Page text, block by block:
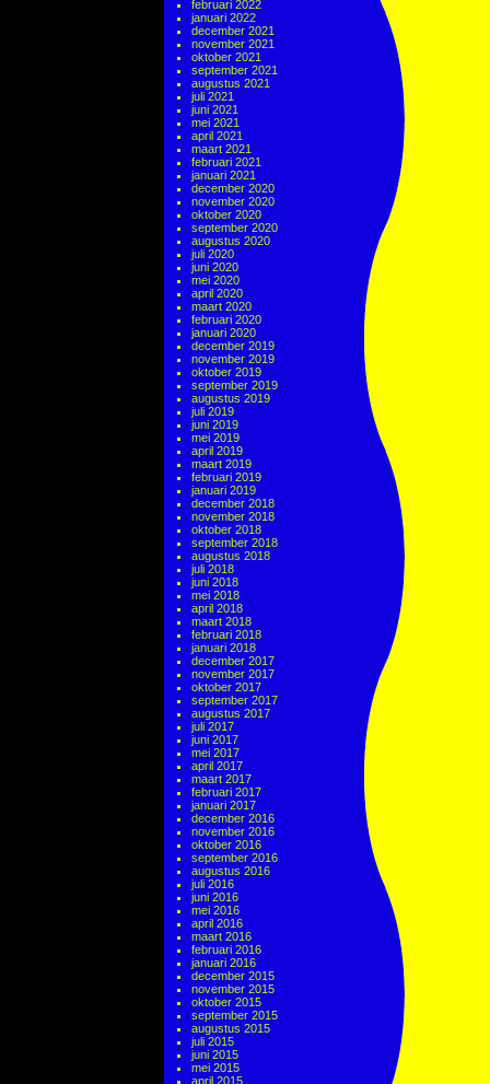
februari 2022
januari 2022
december 2021
november 2021
oktober 2021
september 2021
augustus 2021
juli 2021
juni 2021
mei 2021
april 2021
maart 2021
februari 2021
januari 2021
december 2020
november 2020
oktober 2020
september 2020
augustus 2020
juli 2020
juni 2020
mei 2020
april 2020
maart 2020
februari 2020
januari 2020
december 2019
november 2019
oktober 2019
september 2019
augustus 2019
juli 2019
juni 2019
mei 2019
april 2019
maart 2019
februari 2019
januari 2019
december 2018
november 2018
oktober 2018
september 2018
augustus 2018
juli 2018
juni 2018
mei 2018
april 2018
maart 2018
februari 2018
januari 2018
december 2017
november 2017
oktober 2017
september 2017
augustus 2017
juli 2017
juni 2017
mei 2017
april 2017
maart 2017
februari 2017
januari 2017
december 2016
november 2016
oktober 2016
september 2016
augustus 2016
juli 2016
juni 2016
mei 2016
april 2016
maart 2016
februari 2016
januari 2016
december 2015
november 2015
oktober 2015
september 2015
augustus 2015
juli 2015
juni 2015
mei 2015
april 2015